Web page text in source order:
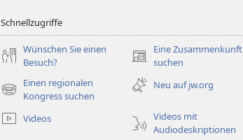
Schnellzugriffe
Wünschen Sie einen
Besuch?
Eine Zusammenkunft
suchen
(öffnet
neues
Fenster)
Einen regionalen
Kongress suchen
(öffnet
Fenster)
Neu auf jw.org
Videos
Videos mit
Audiodeskriptionen